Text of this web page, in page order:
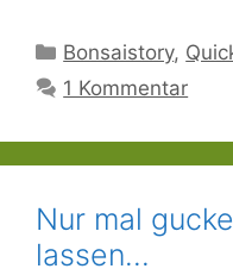
Kategorien
Bonsaistory,
1 Kommentar
Nur mal
lassen…